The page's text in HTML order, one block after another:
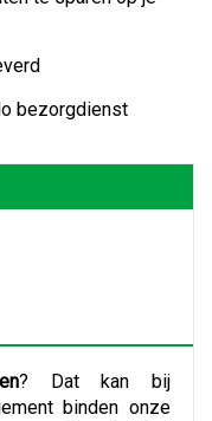
bezorgdienst
? Dat kan bij
binden onze